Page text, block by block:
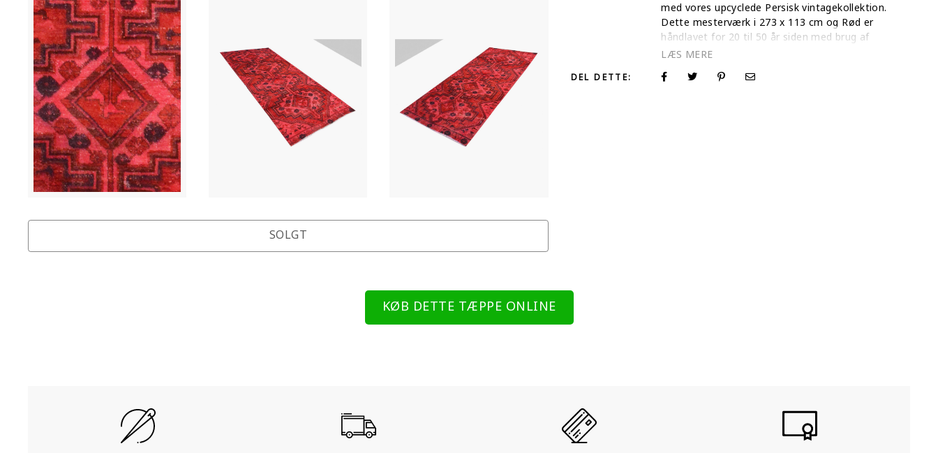
SOLGT
med vores upcyclede Persisk vintagekollektion.
Dette mesterværk i 273 x 113 cm og Rød er
håndlavet for 20 til 50 år siden med brug af
premium naturuld og traditionelle teknikker. Som
behandler vi hvert tæppe som et individuelt
DEL DETTE:
KØB DETTE TÆPPE ONLINE